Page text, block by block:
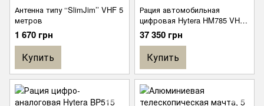
Антенна типу ‘‘SlimJim’’ VHF 5
метров
1 670 грн
Купить
Рация автомобильная
цифровая Hytera HM785 VHF
(136-174 МГц) 50/25 Вт 1024
канала
37 350 грн
Купить